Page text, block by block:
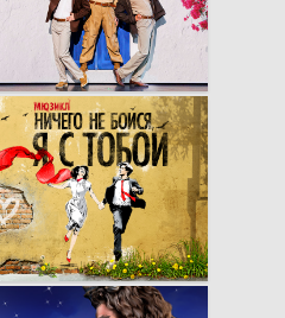
постеров для
репертуара
легендарного
Семиозёрского
театра «​
Отверженные».
летний кей-вижуал
мюзикла «Ничего не
бойся, я с тобой» с
стиле стрит-арта